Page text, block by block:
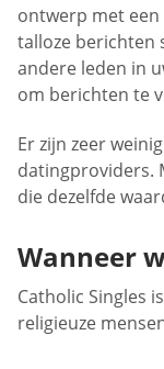
ontwerp met
talloze berichten
andere leden in
om berichten te
Er zijn zeer
datingproviders.
die dezelfde
Wanneer
Catholic Singles
religieuze